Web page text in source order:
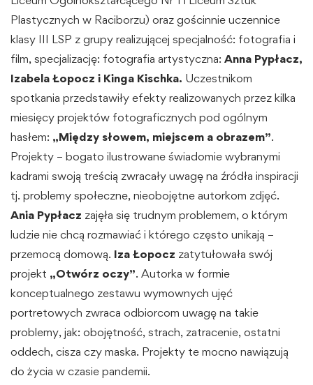
Plastycznych w Raciborzu) oraz gościnnie uczennice
klasy III LSP z grupy realizującej specjalność: fotografia i
film, specjalizację: fotografia artystyczna: Anna Pypłacz,
Izabela Łopocz i Kinga Kischka. Uczestnikom
spotkania przedstawiły efekty realizowanych przez kilka
miesięcy projektów fotograficznych pod ogólnym
hasłem: „Między słowem, miejscem a obrazem”.
Projekty – bogato ilustrowane świadomie wybranymi
kadrami swoją treścią zwracały uwagę na źródła inspiracji
tj. problemy społeczne, nieobojętne autorkom zdjęć.
Ania Pypłacz zajęła się trudnym problemem, o którym
ludzie nie chcą rozmawiać i którego często unikają –
przemocą domową. Iza Łopocz zatytułowała swój
projekt „Otwórz oczy”. Autorka w formie
konceptualnego zestawu wymownych ujęć
portretowych zwraca odbiorcom uwagę na takie
problemy, jak: obojętność, strach, zatracenie, ostatni
oddech, cisza czy maska. Projekty te mocno nawiązują
do życia w czasie pandemii.